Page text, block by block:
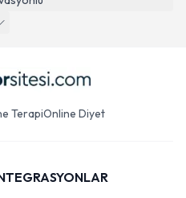
TerapiOnline Diyet